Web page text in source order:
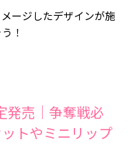
ージしたデザインが施
！
発売｜争奪戦必
トやミニリップ